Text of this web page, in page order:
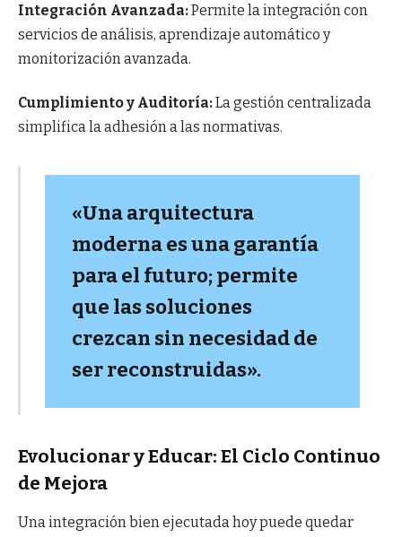
Integración Avanzada:Permite la integración con
servicios de análisis, aprendizaje automático y
monitorización avanzada.
Cumplimiento y Auditoría:La gestión centralizada
simplifica la adhesión a las normativas.
«Una arquitectura
moderna es una garantía
para el futuro; permite
que las soluciones
crezcan sin necesidad de
ser reconstruidas».
Evolucionar y Educar: El Ciclo Continuo
de Mejora
Una integración bien ejecutada hoy puede quedar